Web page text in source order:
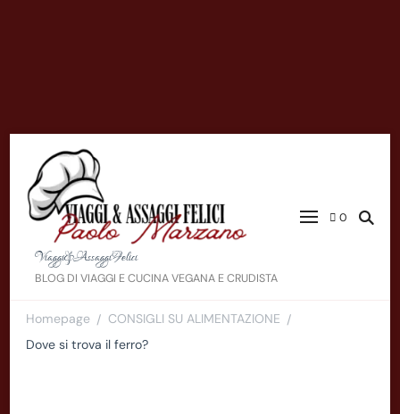
Viaggi&AssaggiFelici
BLOG DI VIAGGI E CUCINA VEGANA E CRUDISTA
0
Homepage / CONSIGLI SU ALIMENTAZIONE /
Dove si trova il ferro?